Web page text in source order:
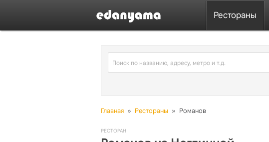
Рестораны
Главная » Рестораны » Романов
РЕСТОРАН